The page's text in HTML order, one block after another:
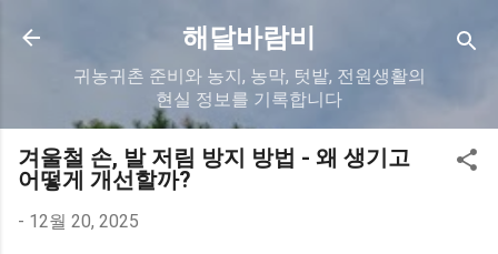
기본 콘텐츠로 건너뛰기
해달바람비
귀농귀촌 준비와 농지, 농막, 텃밭, 전원생활의
현실 정보를 기록합니다
겨울철 손, 발 저림 방지 방법 - 왜 생기고
어떻게 개선할까?
- 12월 20, 2025